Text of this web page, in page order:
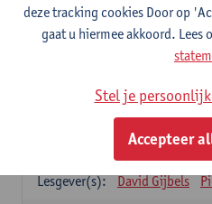
Interne Communicatie
1E SEM
6studiepunten
Charlotte De
Keuzevakken cluster opleidings-
Leren op de werkplek
2E SEM
studiepunten
Lesgever(s):
David Gijbels
deze tracking cookies Door op
gaat u hiermee akkoord. Lees
Stel je
Accepteer